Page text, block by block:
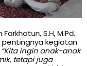
S.H, M.Pd.
kegiatan
“Kita ingin anak-anak
tetapi juga